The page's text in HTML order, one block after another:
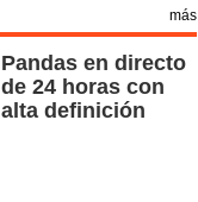
más
Pandas en directo
de 24 horas con
alta definición